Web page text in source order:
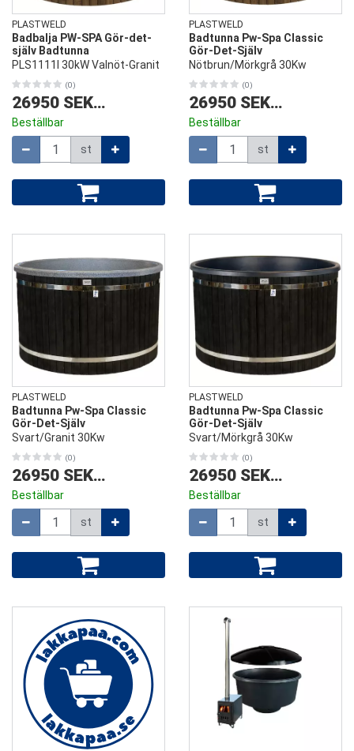
PLASTWELD
Badbalja PW-SPA Gör-det-
själv Badtunna
PLS1111I 30kW Valnöt-Granit
(0)
26950 SEK
/
Beställbar
st
PLASTWELD
Badtunna Pw-Spa Classic
Gör-Det-Själv
Nötbrun/Mörkgrå 30Kw
(0)
26950 SEK
/
Beställbar
st
PLASTWELD
Badtunna Pw-Spa Classic
Gör-Det-Själv
Svart/Granit 30Kw
(0)
26950 SEK
/
Beställbar
st
PLASTWELD
Badtunna Pw-Spa Classic
Gör-Det-Själv
Svart/Mörkgrå 30Kw
(0)
26950 SEK
/
Beställbar
st